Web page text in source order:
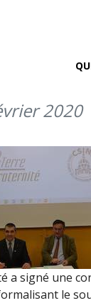
2020
signé une
le